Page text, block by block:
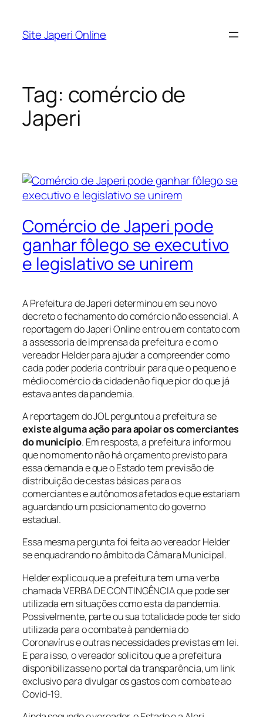
Site Japeri Online
Tag: comércio de
Japeri
Comércio de Japeri pode
ganhar fôlego se executivo
e legislativo se unirem
A Prefeitura de Japeri determinou em seu novo
decreto o fechamento do comércio não essencial. A
reportagem do Japeri Online entrou em contato com
a assessoria de imprensa da prefeitura e com o
vereador Helder para ajudar a compreender como
cada poder poderia contribuir para que o pequeno e
médio comércio da cidade não fique pior do que já
estava antes da pandemia.
A reportagem do JOL perguntou a prefeitura se
existe alguma ação para apoiar os comerciantes
do município. Em resposta, a prefeitura informou
que no momento não há orçamento previsto para
essa demanda e que o Estado tem previsão de
distribuição de cestas básicas para os
comerciantes e autônomos afetados e que estariam
aguardando um posicionamento do governo
estadual.
Essa mesma pergunta foi feita ao vereador Helder
se enquadrando no âmbito da Câmara Municipal.
Helder explicou que a prefeitura tem uma verba
chamada VERBA DE CONTINGÊNCIA que pode ser
utilizada em situações como esta da pandemia.
Possivelmente, parte ou sua totalidade pode ter sido
utilizada para o combate à pandemia do
Coronavírus e outras necessidades previstas em lei.
E para isso, o vereador solicitou que a prefeitura
disponibilizasse no portal da transparência, um link
exclusivo para divulgar os gastos com combate ao
Covid-19.